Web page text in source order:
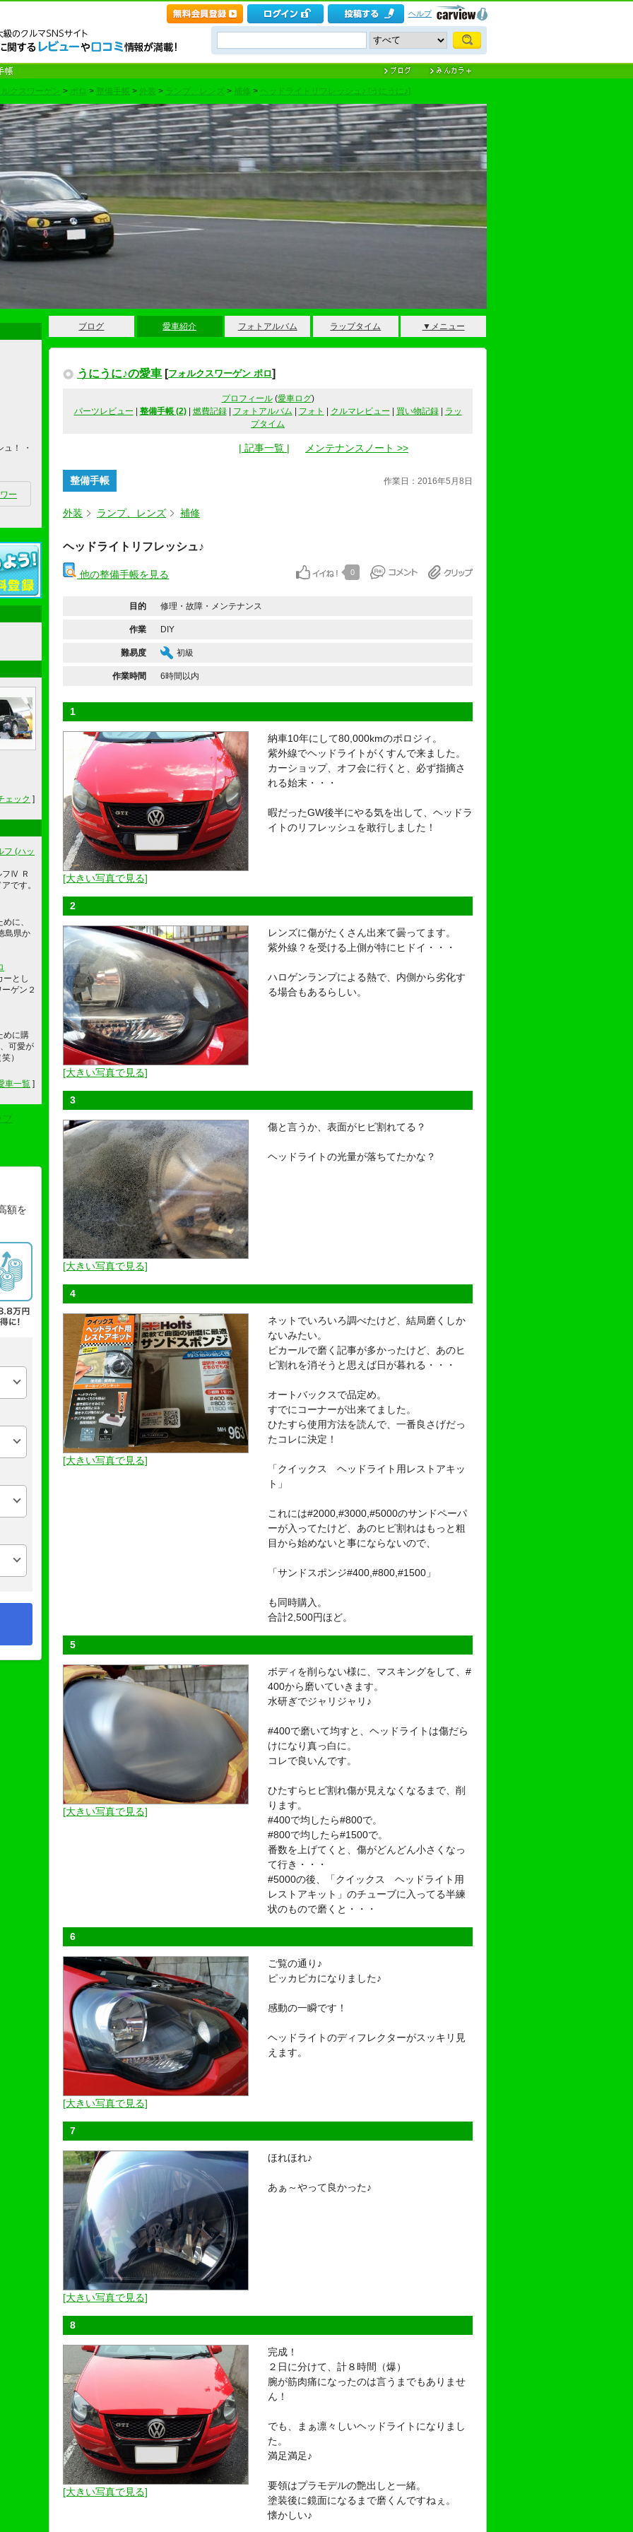
ヘルプ
ルクスワーゲン > ポロ > 整備手帳 > 外装 > ランプ、レンズ > 補修 > ヘッドライトリフレッシュ♪ [うにうに♪]
ブログ 愛車紹介 フォトアルバム ラップタイム ▼メニュー
うにうに♪の愛車 [フォルクスワーゲン ポロ]
プロフィール(愛車ログ)
パーツレビュー
整備手帳 (2)| 燃費記録| フォトアルバム フォト クルマレビュー 買い物記録|
ラッ
プタイム
| 記事一覧 | メンテナンスノート >>
整備手帳 作業日：2016年5月8日
外装 ランプ、レンズ 補修
ヘッドライトリフレッシュ♪
他の整備手帳を見る 0
目的 修理・故障・メンテナンス
作業 DIY
難易度 初級
作業時間 6時間以内
1
[大きい写真で見る]
納車10年にして80,000kmのポロジィ。
紫外線でヘッドライトがくすんで来ました。
カーショップ、オフ会に行くと、必ず指摘さ
れる始末・・・
暇だったGW後半にやる気を出して、ヘッドラ
イトのリフレッシュを敢行しました！
2
[大きい写真で見る]
レンズに傷がたくさん出来て曇ってます。
紫外線？を受ける上側が特にヒドイ・・・
ハロゲンランプによる熱で、内側から劣化す
る場合もあるらしい。
3
[大きい写真で見る]
傷と言うか、表面がヒビ割れてる？
ヘッドライトの光量が落ちてたかな？
4
[大きい写真で見る]
ネットでいろいろ調べたけど、結局磨くしか
ないみたい。
ピカールで磨く記事が多かったけど、あのヒ
ビ割れを消そうと思えば日が暮れる・・・
オートバックスで品定め。
すでにコーナーが出来てました。
ひたすら使用方法を読んで、一番良さげだっ
たコレに決定！
「クイックス ヘッドライト用レストアキッ
ト」
これには#2000,#3000,#5000のサンドペーパ
ーが入ってたけど、あのヒビ割れはもっと粗
目から始めないと事にならないので、
「サンドスポンジ#400,#800,#1500」
も同時購入。
合計2,500円ほど。
5
[大きい写真で見る]
ボディを削らない様に、マスキングをして、#
400から磨いていきます。
水研ぎでジャリジャリ♪
#400で磨いて均すと、ヘッドライトは傷だら
けになり真っ白に。
コレで良いんです。
ひたすらヒビ割れ傷が見えなくなるまで、削
ります。
#400で均したら#800で。
#800で均したら#1500で。
番数を上げてくと、傷がどんどん小さくなっ
て行き・・・
#5000の後、「クイックス ヘッドライト用
レストアキット」のチューブに入ってる半練
状のもので磨くと・・・
6
[大きい写真で見る]
ご覧の通り♪
ピッカピカになりました♪
感動の一瞬です！
ヘッドライトのディフレクターがスッキリ見
えます。
7
[大きい写真で見る]
ほれほれ♪
あぁ～やって良かった♪
8
[大きい写真で見る]
完成！
２日に分けて、計８時間（爆）
腕が筋肉痛になったのは言うまでもありませ
ん！
でも、まぁ凛々しいヘッドライトになりまし
た。
満足満足♪
要領はプラモデルの艶出しと一緒。
塗装後に鏡面になるまで磨くんですねぇ。
懐かしい♪
！ ・
ー
ェック ]
フ (ハッ
フⅣ Ｒ
です。
に、
島県か
ーとし
ゲン２
めに購
可愛が
）
車一覧 ]
額を